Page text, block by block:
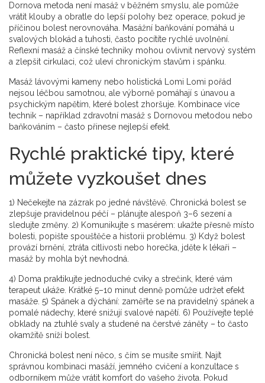
Dornova metoda není masáž v běžném smyslu, ale pomůže
vrátit klouby a obratle do lepší polohy bez operace, pokud je
příčinou bolest nerovnováha. Masážní baňkování pomáhá u
svalových blokád a tuhosti, často pocítíte rychlé uvolnění.
Reflexní masáž a čínské techniky mohou ovlivnit nervový systém
a zlepšit cirkulaci, což uleví chronickým stavům i spánku.
Masáž lávovými kameny nebo holistická Lomi Lomi pořád
nejsou léčbou samotnou, ale výborně pomáhají s únavou a
psychickým napětím, které bolest zhoršuje. Kombinace více
technik – například zdravotní masáž s Dornovou metodou nebo
baňkováním – často přinese nejlepší efekt.
Rychlé praktické tipy, které
můžete vyzkoušet dnes
1) Nečekejte na zázrak po jedné návštěvě. Chronická bolest se
zlepšuje pravidelnou péčí – plánujte alespoň 3–6 sezení a
sledujte změny. 2) Komunikujte s masérem: ukažte přesně místo
bolesti, popište spouštěče a historii problému. 3) Když bolest
provází brnění, ztráta citlivosti nebo horečka, jděte k lékaři –
masáž by mohla být nevhodná.
4) Doma praktikujte jednoduché cviky a strečink, které vám
terapeut ukáže. Krátké 5–10 minut denně pomůže udržet efekt
masáže. 5) Spánek a dýchání: zaměřte se na pravidelný spánek a
pomalé nádechy, které snižují svalové napětí. 6) Používejte teplé
obklady na ztuhlé svaly a studené na čerstvé záněty – to často
okamžitě sníží bolest.
Chronická bolest není něco, s čím se musíte smířit. Najít
správnou kombinaci masáží, jemného cvičení a konzultace s
odborníkem může vrátit komfort do vašeho života. Pokud